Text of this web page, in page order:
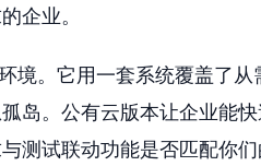
企业。
境。它用一套系统覆盖了从
岛。公有云版本让企业能
测试联动功能是否匹配你